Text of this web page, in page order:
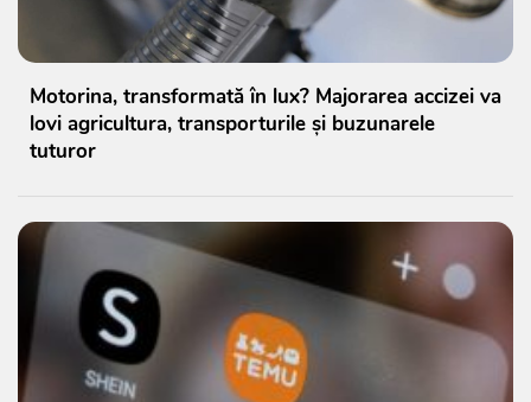
Motorina, transformată în lux? Majorarea accizei va
lovi agricultura, transporturile și buzunarele
tuturor